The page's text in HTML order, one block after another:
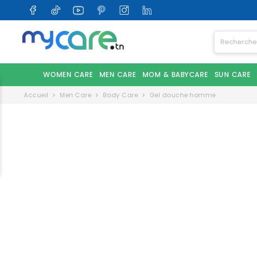
WOMEN CARE MEN CARE MOM & BABYCARE SUN CARE
Accueil Men Care Body Care Gel douche homme